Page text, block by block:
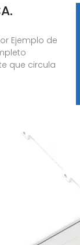
Ejemplo de
que circula